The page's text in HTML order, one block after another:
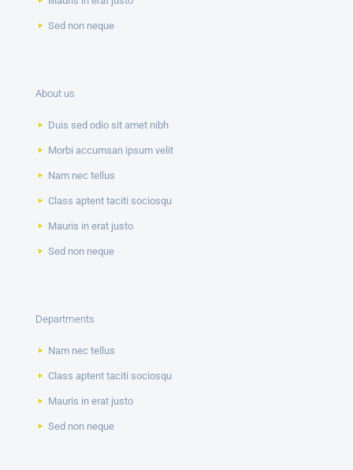
Sed non neque
About us
Duis sed odio sit amet nibh
Morbi accumsan ipsum velit
Nam nec tellus
Class aptent taciti sociosqu
Mauris in erat justo
Sed non neque
Departments
Nam nec tellus
Class aptent taciti sociosqu
Mauris in erat justo
Sed non neque